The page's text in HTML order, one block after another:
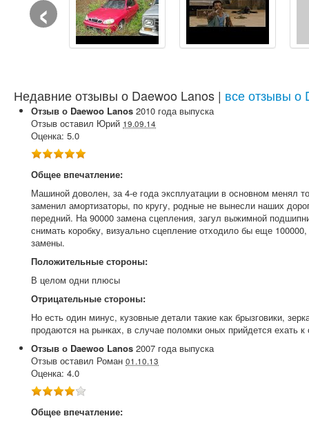
Недавние отзывы о Daewoo Lanos | все отзывы о
Отзыв о Daewoo Lanos 2010 года выпуска
Отзыв оставил Юрий 19.09.14
Оценка: 5.0
Общее впечатление:
Машиной доволен, за 4-е года эксплуатации в основном менял
заменил амортизаторы, по кругу, родные не вынесли наших
передний. На 90000 замена сцепления, загул выжимной
снимать коробку, визуально сцепление отходило бы еще
замены.
Положительные стороны:
В целом одни плюсы
Отрицательные стороны:
Но есть один минус, кузовные детали такие как брызговики,
продаются на рынках, в случае поломки оных прийдется ехать
Отзыв о Daewoo Lanos 2007 года выпуска
Отзыв оставил Роман 01.10.13
Оценка: 4.0
Общее впечатление: